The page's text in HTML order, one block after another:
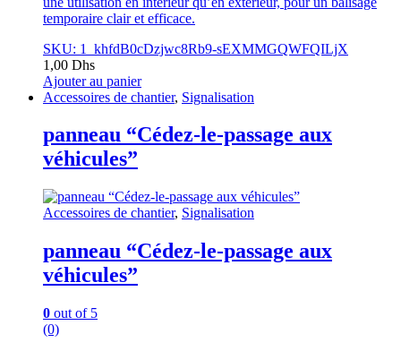
temporaire clair et efficace.
SKU: 1_khfdB0cDzjwc8Rb9-sEXMMGQWFQILjX
1,00 Dhs
Ajouter au panier
Accessoires de chantier, Signalisation
panneau “Cédez-le-passage aux
véhicules”
Accessoires de chantier, Signalisation
panneau “Cédez-le-passage aux
véhicules”
0 out of 5
(0)